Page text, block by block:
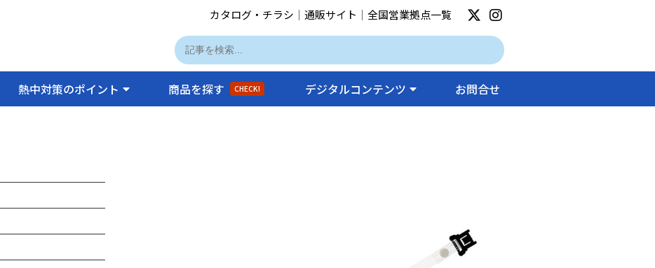
カタログ・チラシ ｜通販サイト ｜全国営業拠点一覧
熱中対策のポイント 商品を探す CHECK! デジタルコンテンツ お問合せ